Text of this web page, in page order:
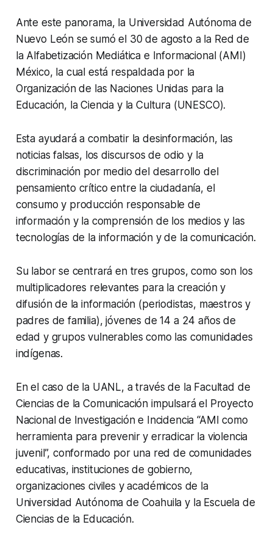
Ante este panorama, la Universidad Autónoma de
Nuevo León se sumó el 30 de agosto a la Red de
la Alfabetización Mediática e Informacional (AMI)
México, la cual está respaldada por la
Organización de las Naciones Unidas para la
Educación, la Ciencia y la Cultura (UNESCO).
Esta ayudará a combatir la desinformación, las
noticias falsas, los discursos de odio y la
discriminación por medio del desarrollo del
pensamiento crítico entre la ciudadanía, el
consumo y producción responsable de
información y la comprensión de los medios y las
tecnologías de la información y de la comunicación.
Su labor se centrará en tres grupos, como son los
multiplicadores relevantes para la creación y
difusión de la información (periodistas, maestros y
padres de familia), jóvenes de 14 a 24 años de
edad y grupos vulnerables como las comunidades
indígenas.
En el caso de la UANL, a través de la Facultad de
Ciencias de la Comunicación impulsará el Proyecto
Nacional de Investigación e Incidencia “AMI como
herramienta para prevenir y erradicar la violencia
juvenil”, conformado por una red de comunidades
educativas, instituciones de gobierno,
organizaciones civiles y académicos de la
Universidad Autónoma de Coahuila y la Escuela de
Ciencias de la Educación.